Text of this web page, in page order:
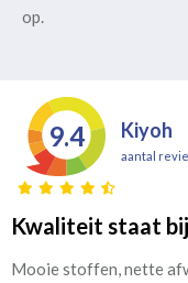
op.
9.4 Kiyoh
aantal
Kwaliteit staat
Mooie stoffen, nette